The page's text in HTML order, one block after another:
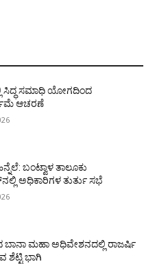
ಸಿದ್ಧ ಸಮಾಧಿ ಯೋಗದಿಂದ
ಆಚರಣೆ
ಬಂಟ್ವಾಳ ತಾಲೂಕು
ಅಧಿಕಾರಿಗಳ ತುರ್ತು ಸಭೆ
ಬಾನಾ ಮಹಾ ಅಧಿವೇಶನದಲ್ಲಿ ರಾಜರ್ಷಿ
ಶೆಟ್ಟಿ ಭಾಗಿ